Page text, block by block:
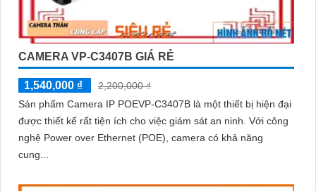
CAMERA VP-C3407B GIÁ RẺ
1,540,000 ₫
2,200,000 ₫
Sản phẩm Camera IP POEVP-C3407B là một thiết bị hiện đại
được thiết kế rất tiện ích cho việc giám sát an ninh. Với công
nghệ Power over Ethernet (POE), camera có khả năng
cung...